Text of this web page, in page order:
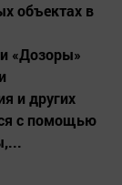
объектах в
«Дозоры»
и других
с помощью